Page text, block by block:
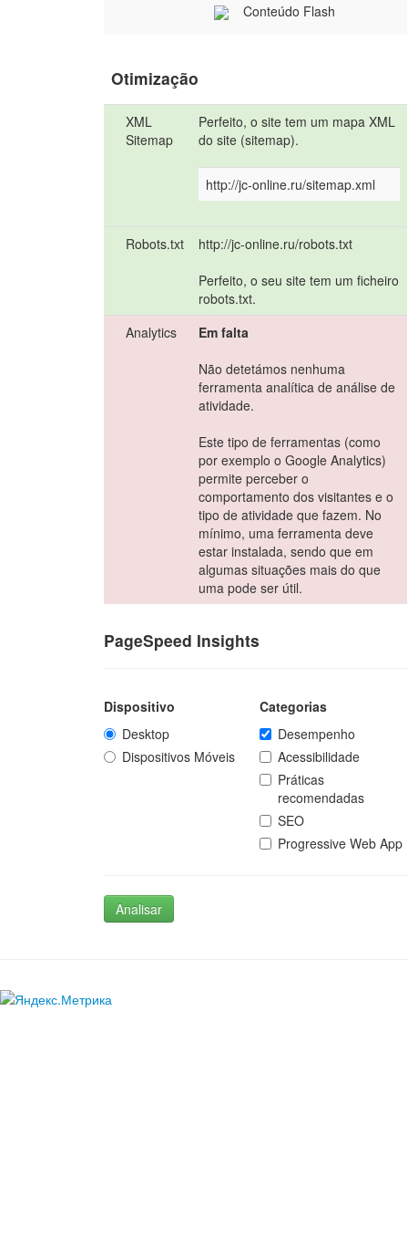
Conteúdo Flash
Otimização
XML
Sitemap
Perfeito, o site tem um mapa XML
do site (sitemap).
http://jc-online.ru/sitemap.xml
Robots.txt
http://jc-online.ru/robots.txt
Perfeito, o seu site tem um ficheiro
robots.txt.
Analytics
Em falta
Não detetámos nenhuma
ferramenta analítica de análise de
atividade.
Este tipo de ferramentas (como
por exemplo o Google Analytics)
permite perceber o
comportamento dos visitantes e o
tipo de atividade que fazem. No
mínimo, uma ferramenta deve
estar instalada, sendo que em
algumas situações mais do que
uma pode ser útil.
PageSpeed Insights
Dispositivo
Desktop
Dispositivos Móveis
Categorias
Desempenho
Acessibilidade
Práticas
recomendadas
SEO
Progressive Web App
Analisar